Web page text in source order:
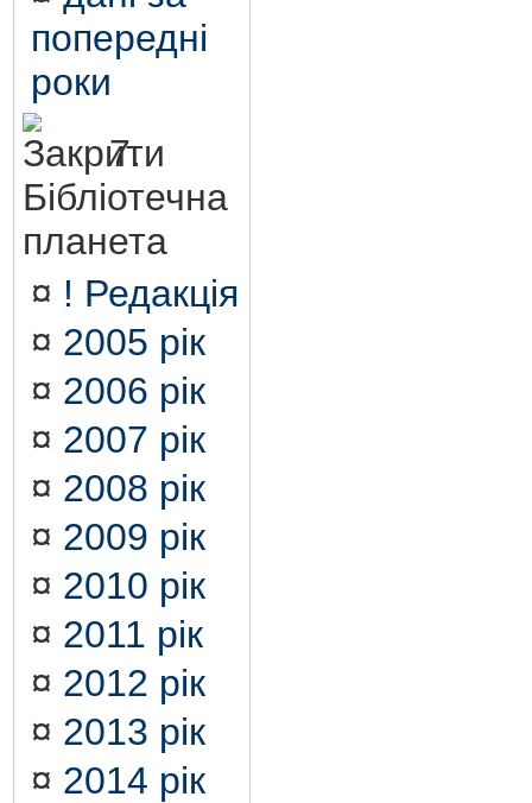
попередні
роки
7.
Бібліотечна
планета
¤ ! Редакція
¤ 2005 рік
¤ 2006 рік
¤ 2007 рік
¤ 2008 рік
¤ 2009 рік
¤ 2010 рік
¤ 2011 рік
¤ 2012 рік
¤ 2013 рік
¤ 2014 рік